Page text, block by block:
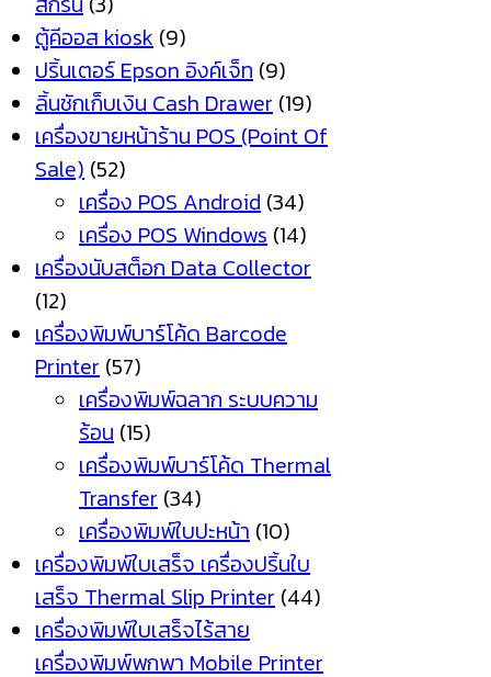
ตู้คีออส kiosk (9)
ปริ้นเตอร์ Epson อิงค์เจ็ท (9)
ลิ้นชักเก็บเงิน Cash Drawer (19)
เครื่องขายหน้าร้าน POS (Point Of
Sale) (52)
เครื่อง POS Android (34)
เครื่อง POS Windows (14)
เครื่องนับสต็อก Data Collector
(12)
เครื่องพิมพ์บาร์โค้ด Barcode
Printer (57)
เครื่องพิมพ์ฉลาก ระบบความ
ร้อน (15)
เครื่องพิมพ์บาร์โค้ด Thermal
Transfer (34)
เครื่องพิมพ์ใบปะหน้า (10)
เครื่องพิมพ์ใบเสร็จ เครื่องปริ้นใบ
เสร็จ Thermal Slip Printer (44)
เครื่องพิมพ์ใบเสร็จไร้สาย
เครื่องพิมพ์พกพา Mobile Printer